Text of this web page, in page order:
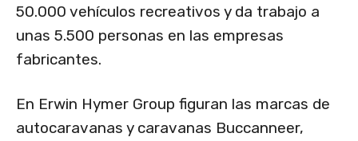
50.000 vehículos recreativos y da trabajo a
unas 5.500 personas en las empresas
fabricantes.
En Erwin Hymer Group figuran las marcas de
autocaravanas y caravanas Buccanneer,